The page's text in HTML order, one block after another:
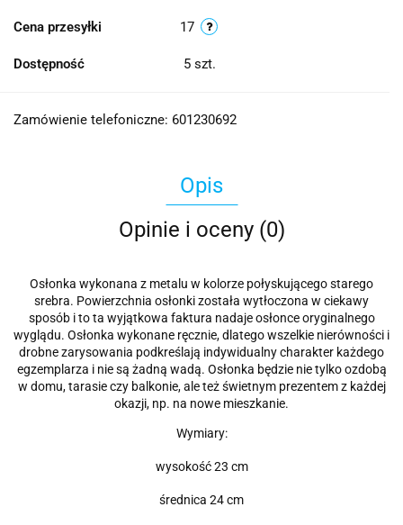
Cena przesyłki 17
Dostępność 5 szt.
Zamówienie telefoniczne: 601230692
Opis
Opinie i oceny (0)
Osłonka wykonana z metalu w kolorze połyskującego starego
srebra. Powierzchnia osłonki została wytłoczona w ciekawy
sposób i to ta wyjątkowa faktura nadaje osłonce oryginalnego
wyglądu. Osłonka wykonane ręcznie, dlatego wszelkie nierówności i
drobne zarysowania podkreślają indywidualny charakter każdego
egzemplarza i nie są żadną wadą. Osłonka będzie nie tylko ozdobą
w domu, tarasie czy balkonie, ale też świetnym prezentem z każdej
okazji, np. na nowe mieszkanie.
Wymiary:
wysokość 23 cm
średnica 24 cm